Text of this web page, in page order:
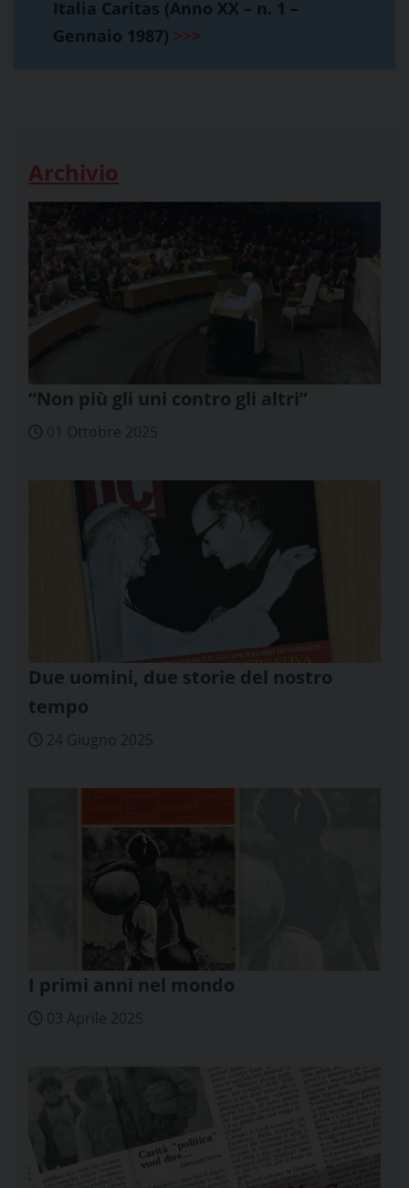
Italia Caritas (Anno XX – n. 1 –
Gennaio 1987) >>>
Archivio
“Non più gli uni contro gli altri”
01 Ottobre 2025
Due uomini, due storie del nostro
tempo
24 Giugno 2025
I primi anni nel mondo
03 Aprile 2025